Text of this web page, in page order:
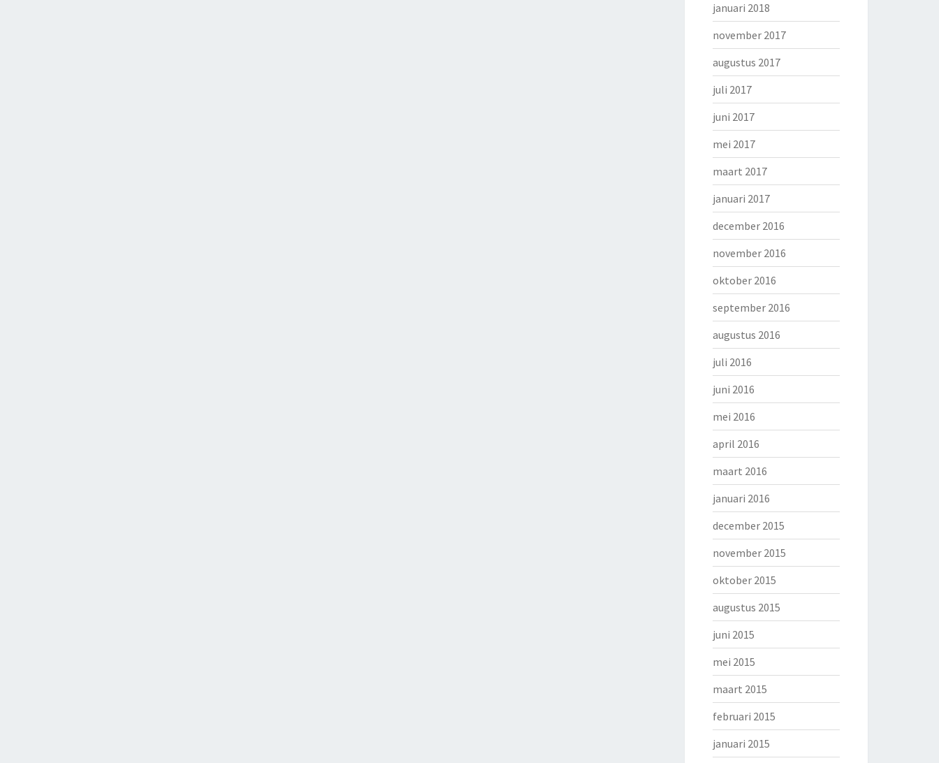
januari 2018
november 2017
augustus 2017
juli 2017
juni 2017
mei 2017
maart 2017
januari 2017
december 2016
november 2016
oktober 2016
september 2016
augustus 2016
juli 2016
juni 2016
mei 2016
april 2016
maart 2016
januari 2016
december 2015
november 2015
oktober 2015
augustus 2015
juni 2015
mei 2015
maart 2015
februari 2015
januari 2015